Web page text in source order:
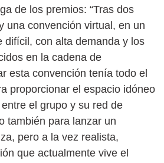
de los premios: “Tras dos
una convención virtual, en un
difícil, con alta demanda y los
en la cadena de
esta convención tenía todo el
proporcionar el espacio idóneo
el grupo y su red de
también para lanzar un
pero a la vez realista,
que actualmente vive el